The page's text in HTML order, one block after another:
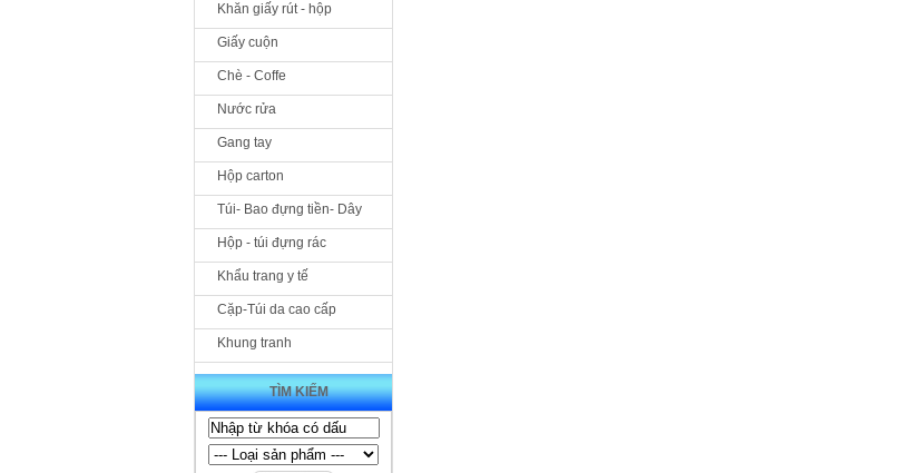
Khăn giấy rút - hộp
Giấy cuộn
Chè - Coffe
Nước rửa
Gang tay
Hộp carton
Túi- Bao đựng tiền- Dây
Hộp - túi đựng rác
Khẩu trang y tế
Cặp-Túi da cao cấp
Khung tranh
TÌM KIẾM